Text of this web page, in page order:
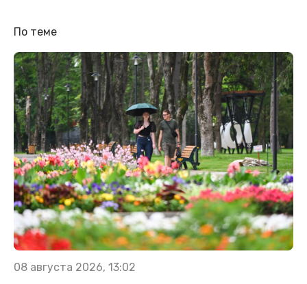
По теме
08 августа 2026, 13:02